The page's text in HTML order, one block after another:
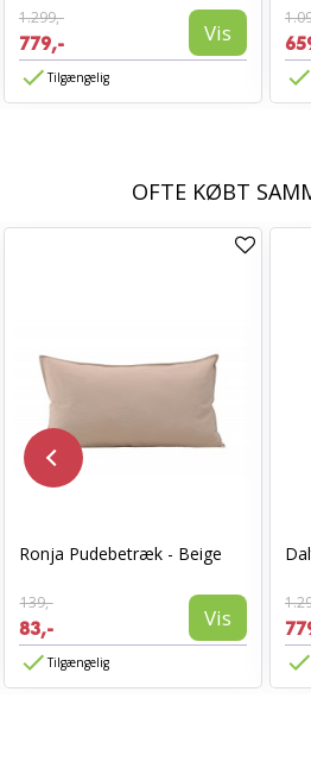
1.299,-
779,- Vis
Tilgængelig
OFTE KØBT
Ronja Pudebetræk - Beige
139,-
83,- Vis
Tilgængelig